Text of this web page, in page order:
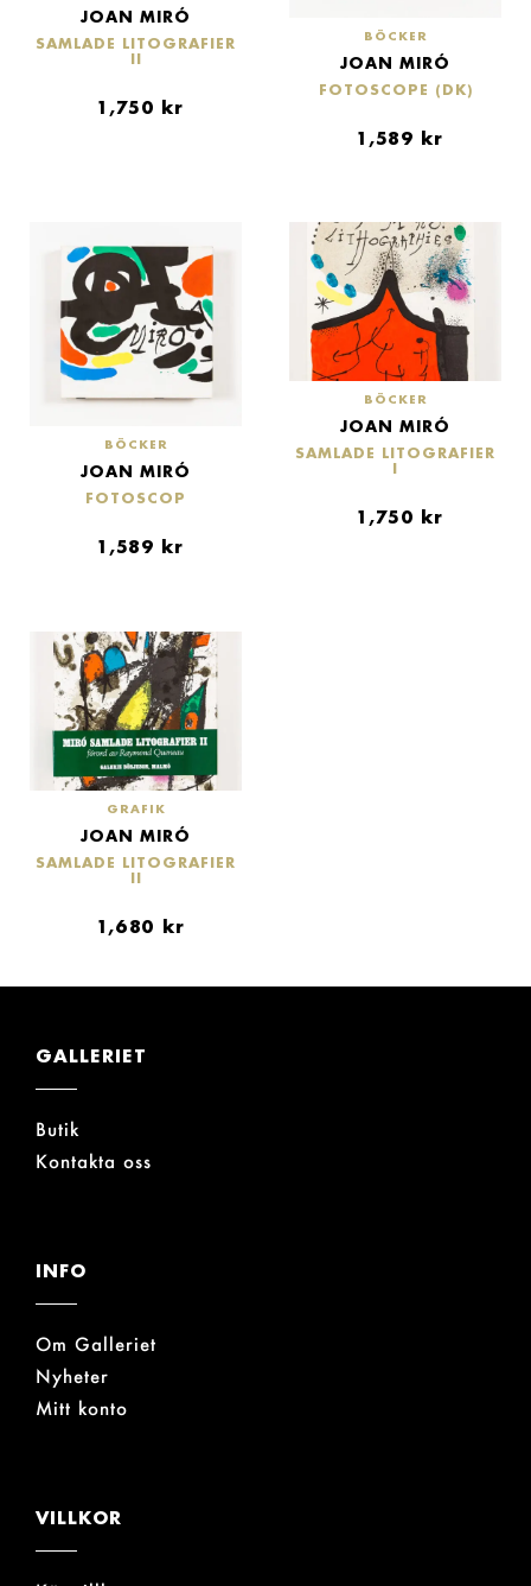
JOAN MIRÓ
SAMLADE LITOGRAFIER
II
1,750 kr
BÖCKER
JOAN MIRÓ
FOTOSCOPE (DK)
1,589 kr
BÖCKER
JOAN MIRÓ
FOTOSCOP
1,589 kr
BÖCKER
JOAN MIRÓ
SAMLADE LITOGRAFIER
I
1,750 kr
GRAFIK
JOAN MIRÓ
SAMLADE LITOGRAFIER
II
1,680 kr
GALLERIET
Butik
Kontakta oss
INFO
Om Galleriet
Nyheter
Mitt konto
VILLKOR